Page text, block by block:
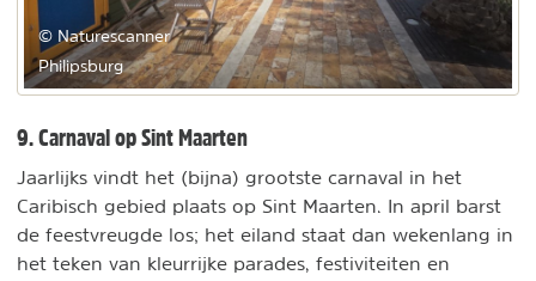
© Naturescanner
Philipsburg
9. Carnaval op Sint Maarten
Jaarlijks vindt het (bijna) grootste carnaval in het
Caribisch gebied plaats op Sint Maarten. In april barst
de feestvreugde los; het eiland staat dan wekenlang in
het teken van kleurrijke parades, festiviteiten en